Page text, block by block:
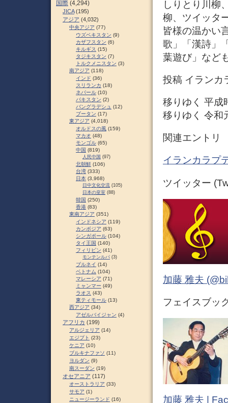
しりとり川柳
柳、ツイッタ
皆様の温かい
歌」「漢詩」
葉遊び」など
投稿 イランカ
移りゆく 平成
移りゆく 令和
関連エントリ
イランカラプ
ツイッター
加藤 雅夫
フェイスブッ
加藤 雅夫 |
国際 (4,294)
JICA(195)
アジア (4,032)
中央アジア (77)
ウズベキスタン (9)
カザフスタン (6)
キルギス (15)
タジキスタン (7)
トルクメニスタン (3)
南アジア (118)
インド (36)
スリランカ (18)
ネパール (10)
パキスタン (2)
バングラデシュ (12)
ブータン (17)
東アジア (4,018)
オルドスの風 (159)
マカオ (48)
モンゴル (65)
中国 (819)
人民中国 (97)
北朝鮮 (106)
台湾 (333)
日本 (3,968)
日中文化交流 (105)
日本の皇室 (88)
韓国 (250)
香港 (83)
東南アジア (351)
インドネシア (119)
カンボジア (63)
シンガポール (104)
タイ王国 (140)
フィリピン (41)
モンテンルパ (3)
ブルネイ (14)
ベトナム (104)
マレーシア (71)
ミャンマー (49)
ラオス (43)
東ティモール (13)
西アジア (34)
アゼルバイジャン (4)
アフリカ (199)
アルジェリア (14)
エジプト (23)
ケニア (10)
ブルキナファソ (11)
ヨルダン (9)
南スーダン (19)
オセアニア (117)
オーストラリア (33)
サモア (1)
ニュージーランド (16)